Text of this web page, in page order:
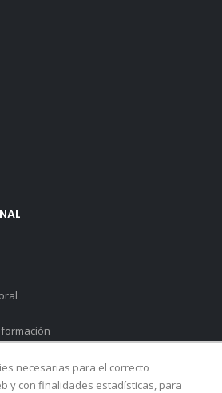
necesarias para el correcto
y con finalidades estadísticas, para